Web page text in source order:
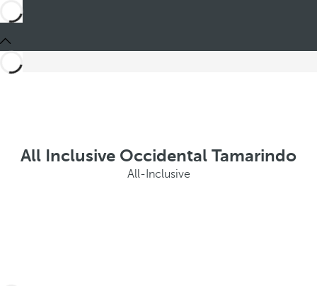
All Inclusive Occidental Tamarindo
All-Inclusive